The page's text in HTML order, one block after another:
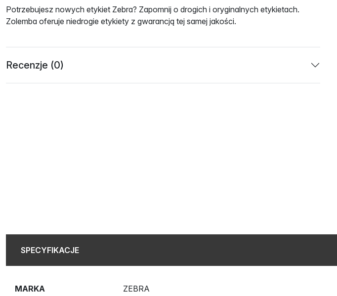
Potrzebujesz nowych etykiet Zebra? Zapomnij o drogich i oryginalnych etykietach.
Zolemba oferuje niedrogie etykiety z gwarancją tej samej jakości.
Recenzje (0)
SPECYFIKACJE
MARKA ZEBRA